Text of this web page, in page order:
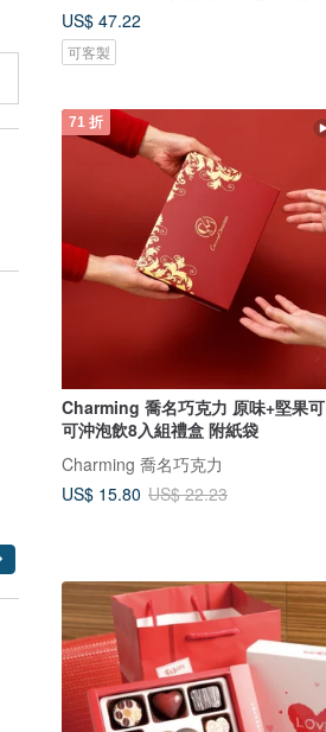
US$ 47.22
可客製
71 折
Charming 喬名巧克力 原味+堅果可
可沖泡飲8入組禮盒 附紙袋
Charming 喬名巧克力
US$ 15.80 US$ 22.23